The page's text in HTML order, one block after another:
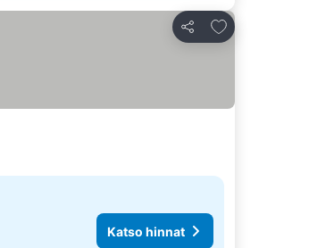
Jaa
Lisää suosikkeihin
Katso hinnat